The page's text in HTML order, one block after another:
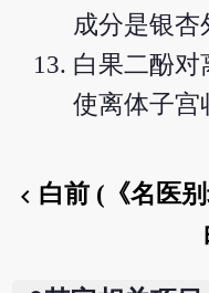
成分是银杏
白果二酚对
使离体子宫
chevron_left 白前 (《名医